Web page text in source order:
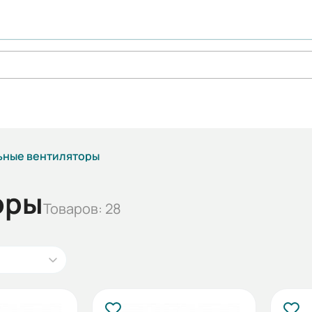
вентиляторы
Товаров: 28